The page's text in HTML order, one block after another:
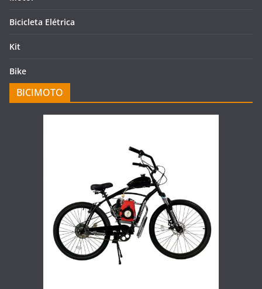
Bicicleta Elétrica
Kit
Bike
BICIMOTO